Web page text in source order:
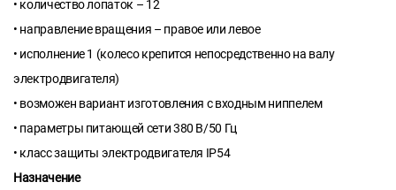
• количество лопаток – 12
• направление вращения – правое или левое
• исполнение 1 (колесо крепится непосредственно на валу
электродвигателя)
• возможен вариант изготовления с входным ниппелем
• параметры питающей сети 380 В/50 Гц
• класс защиты электродвигателя IP54
Назначение